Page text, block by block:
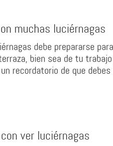
muchas luciérnagas
debe prepararse
bien sea de tu
recordatorio de que
ver luciérnagas